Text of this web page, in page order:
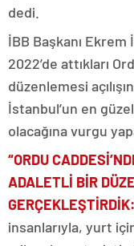
dedi.
İBB Başkanı
2022’de attıkları
düzenlemesi
İstanbul’un en
olacağına vurgu
“ORDU
ADALETLİ BİR
GERÇEKLEŞTİRDİK:
insanlarıyla, yurt